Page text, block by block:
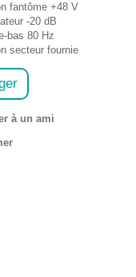
fantôme +48 V
-20 dB
bas 80 Hz
secteur fournie
à un ami